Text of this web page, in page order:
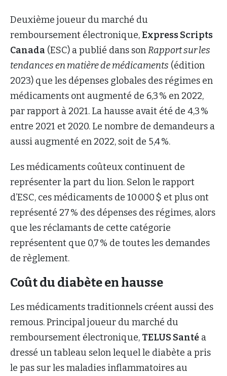
Deuxième joueur du marché du
remboursement électronique,Express Scripts
Canada (ESC) a publié dans sonRapport sur les
tendances en matière de médicaments (édition
2023) que les dépenses globales des régimes en
médicaments ont augmenté de 6,3 % en 2022,
par rapport à 2021. La hausse avait été de 4,3 %
entre 2021 et 2020. Le nombre de demandeurs a
aussi augmenté en 2022, soit de 5,4 %.
Les médicaments coûteux continuent de
représenter la part du lion. Selon le rapport
d’ESC, ces médicaments de 10 000 $ et plus ont
représenté 27 % des dépenses des régimes, alors
que les réclamants de cette catégorie
représentent que 0,7 % de toutes les demandes
de règlement.
Coût du diabète en hausse
Les médicaments traditionnels créent aussi des
remous. Principal joueur du marché du
remboursement électronique, TELUS Santé a
dressé un tableau selon lequel le diabète a pris
le pas sur les maladies inflammatoires au